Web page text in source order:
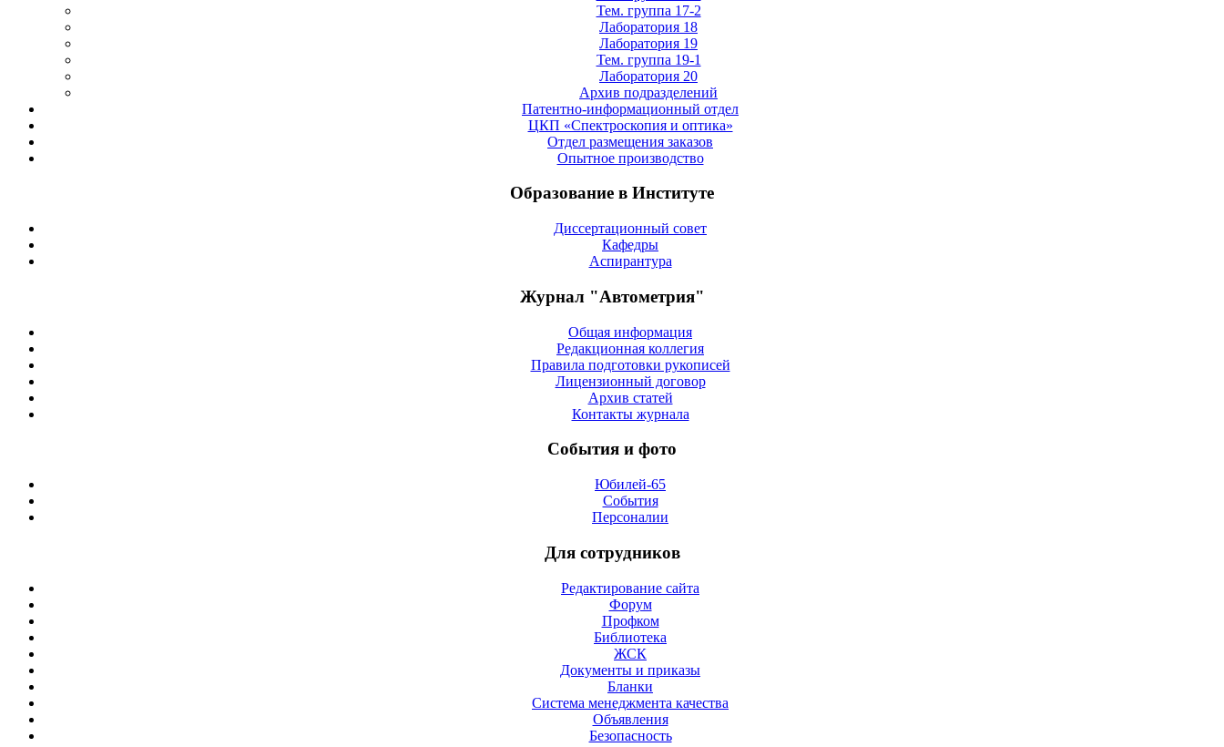
Тем. группа 17-2
Лаборатория 18
Лаборатория 19
Тем. группа 19-1
Лаборатория 20
Архив подразделений
Патентно-информационный отдел
ЦКП «Спектроскопия и оптика»
Отдел размещения заказов
Опытное производство
Образование в Институте
Диссертационный совет
Кафедры
Аспирантура
Журнал "Автометрия"
Общая информация
Редакционная коллегия
Правила подготовки рукописей
Лицензионный договор
Архив статей
Контакты журнала
События и фото
Юбилей-65
События
Персоналии
Для сотрудников
Редактирование сайта
Форум
Профком
Библиотека
ЖСК
Документы и приказы
Бланки
Система менеджмента качества
Объявления
Безопасность